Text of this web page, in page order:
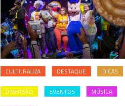
CULTURALIZA DESTAQUE DICAS
DIVERSÃO EVENTOS MÚSICA